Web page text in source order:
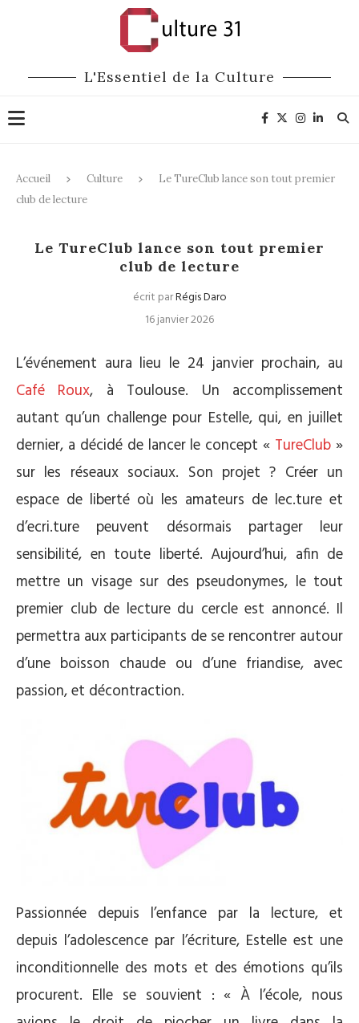
L'Essentiel de la Culture
Accueil Culture
Le TureClub lance son tout premier
club de lecture
Le TureClub lance son tout premier
club de lecture
écrit parRégis Daro
16 janvier 2026
L’événement aura lieu le 24 janvier prochain, au
Café Roux, à Toulouse. Un accomplissement
autant qu’un challenge pour Estelle, qui, en juillet
dernier, a décidé de lancer le concept « TureClub »
sur les réseaux sociaux. Son projet ? Créer un
espace de liberté où les amateurs de lec.ture et
d’ecri.ture peuvent désormais partager leur
sensibilité, en toute liberté. Aujourd’hui, afin de
mettre un visage sur des pseudonymes, le tout
premier club de lecture du cercle est annoncé. Il
permettra aux participants de se rencontrer autour
d’une boisson chaude ou d’une friandise, avec
passion, et décontraction.
Passionnée depuis l’enfance par la lecture, et
depuis l’adolescence par l’écriture, Estelle est une
inconditionnelle des mots et des émotions qu’ils
procurent. Elle se souvient : « À l’école, nous